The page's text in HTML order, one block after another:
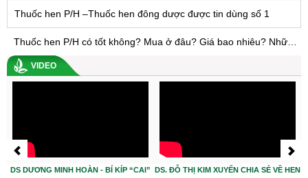
Thuốc hen P/H –Thuốc hen đông dược được tin dùng số 1
VIDEO
DS DƯƠNG MINH HOÀN - BÍ KÍP “CAI” DS. ĐỖ THỊ KIM XUYẾN CHIA SẺ VỀ HEN